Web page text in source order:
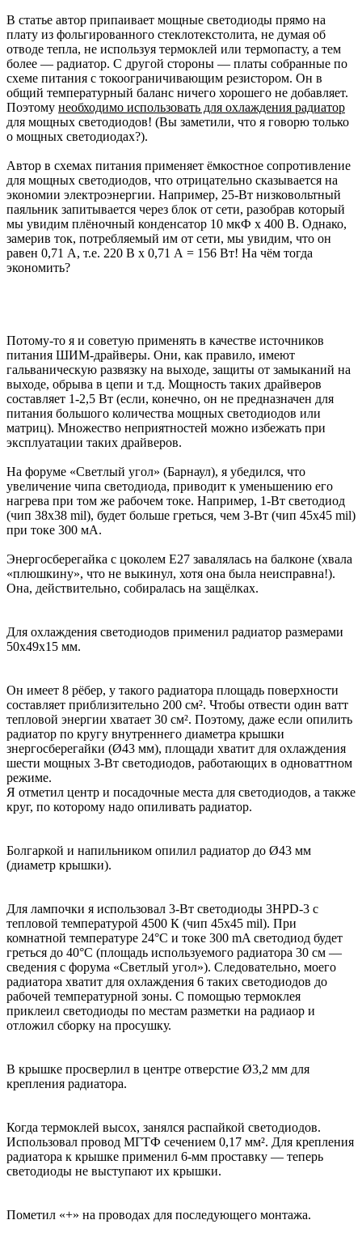
В статье автор припаивает мощные светодиоды прямо на
плату из фольгированного стеклотекстолита, не думая об
отводе тепла, не используя термоклей или термопасту, а тем
более — радиатор. С другой стороны — платы собранные по
схеме питания с токоограничивающим резистором. Он в
общий температурный баланс ничего хорошего не добавляет.
Поэтому необходимо использовать для охлаждения радиатор
для мощных светодиодов! (Вы заметили, что я говорю только
о мощных светодиодах?).
Автор в схемах питания применяет ёмкостное сопротивление
для мощных светодиодов, что отрицательно сказывается на
экономии электроэнергии. Например, 25-Вт низковольтный
паяльник запитывается через блок от сети, разобрав который
мы увидим плёночный конденсатор 10 мкФ х 400 В. Однако,
замерив ток, потребляемый им от сети, мы увидим, что он
равен 0,71 А, т.е. 220 В х 0,71 А = 156 Вт! На чём тогда
экономить?
Потому-то я и советую применять в качестве источников
питания ШИМ-драйверы. Они, как правило, имеют
гальваническую развязку на выходе, защиты от замыканий на
выходе, обрыва в цепи и т.д. Мощность таких драйверов
составляет 1-2,5 Вт (если, конечно, он не предназначен для
питания большого количества мощных светодиодов или
матриц). Множество неприятностей можно избежать при
эксплуатации таких драйверов.
На форуме «Светлый угол» (Барнаул), я убедился, что
увеличение чипа светодиода, приводит к уменьшению его
нагрева при том же рабочем токе. Например, 1-Вт светодиод
(чип 38х38 mil), будет больше греться, чем 3-Вт (чип 45х45 mil)
при токе 300 мА.
Энергосберегайка с цоколем Е27 завалялась на балконе (хвала
«плюшкину», что не выкинул, хотя она была неисправна!).
Она, действительно, собиралась на защёлках.
Для охлаждения светодиодов применил радиатор размерами
50х49х15 мм.
Он имеет 8 рёбер, у такого радиатора площадь поверхности
составляет приблизительно 200 см². Чтобы отвести один ватт
тепловой энергии хватает 30 см². Поэтому, даже если опилить
радиатор по кругу внутреннего диаметра крышки
знергосберегайки (Ø43 мм), площади хватит для охлаждения
шести мощных 3-Вт светодиодов, работающих в одноваттном
режиме.
Я отметил центр и посадочные места для светодиодов, а также
круг, по которому надо опиливать радиатор.
Болгаркой и напильником опилил радиатор до Ø43 мм
(диаметр крышки).
Для лампочки я использовал 3-Вт светодиоды 3HPD-3 с
тепловой температурой 4500 К (чип 45х45 mil). При
комнатной температуре 24°С и токе 300 mA светодиод будет
греться до 40°С (площадь используемого радиатора 30 см —
сведения с форума «Светлый угол»). Следовательно, моего
радиатора хватит для охлаждения 6 таких светодиодов до
рабочей температурной зоны. С помощью термоклея
приклеил светодиоды по местам разметки на радиаор и
отложил сборку на просушку.
В крышке просверлил в центре отверстие Ø3,2 мм для
крепления радиатора.
Когда термоклей высох, занялся распайкой светодиодов.
Использовал провод МГТФ сечением 0,17 мм². Для крепления
радиатора к крышке применил 6-мм проставку — теперь
светодиоды не выступают их крышки.
Пометил «+» на проводах для последующего монтажа.